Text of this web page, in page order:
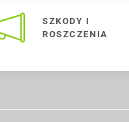
SZKODY I
ROSZCZENIA